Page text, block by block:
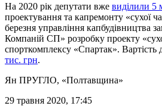
На 2020 рік депутати вже виділили 5
проектування та капремонту «сухої
березня управління капбудівництва
Компаній СП» розробку проекту
спорткомплексу «Спартак». Вартість
тис. грн.
Ян ПРУГЛО, «Полтавщина»
29 травня 2020, 17:45